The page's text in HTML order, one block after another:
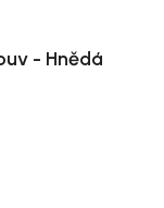
- Hnědá